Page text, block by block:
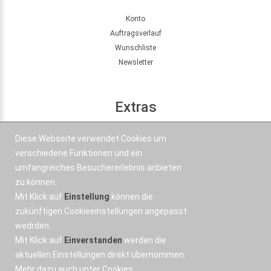
Konto
Auftragsverlauf
Wunschliste
Newsletter
Extras
Kontakt
Email
Diese Webseite verwendet Cookies um
verschiedene Funktionen und ein
umfangreiches Besuchererlebnis anbieten
zu können.
Mit Klick auf Einstellung können die
zukünftigen Cookieeinstellungen angepasst
wedrden.
Mit Klick auf Einverstanden werden die
aktuellen Einstellungen direkt übernommen.